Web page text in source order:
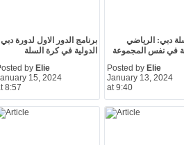
برنامج الدور الاول لدورة دبي
الدولية في كرة السلة
by Elie
15, 2024
8:57
دبي: الرياضي
في نفس المجموعة
Posted by Elie
January 13, 2024
at 9:40